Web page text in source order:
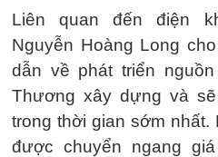
Liên quan đến điện
Nguyễn Hoàng Long
dẫn về phát triển
Thương xây dựng và
trong thời gian sớm nhất.
được chuyển ngang